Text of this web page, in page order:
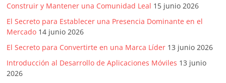
Construir y Mantener una Comunidad Leal 15 junio 2026
El Secreto para Establecer una Presencia Dominante en el
Mercado 14 junio 2026
El Secreto para Convertirte en una Marca Líder 13 junio 2026
Introducción al Desarrollo de Aplicaciones Móviles 13 junio
2026